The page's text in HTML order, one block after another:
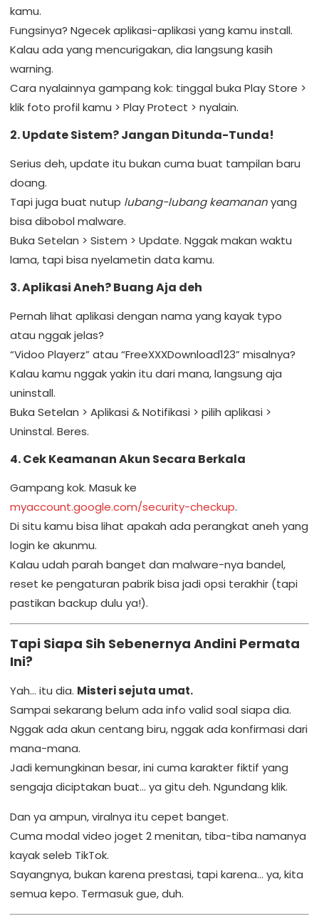
kamu.
Fungsinya? Ngecek aplikasi-aplikasi yang kamu install.
Kalau ada yang mencurigakan, dia langsung kasih
warning.
Cara nyalainnya gampang kok: tinggal buka Play Store >
klik foto profil kamu > Play Protect > nyalain.
2. Update Sistem? Jangan Ditunda-Tunda!
Serius deh, update itu bukan cuma buat tampilan baru
doang.
Tapi juga buat nutup lubang-lubang keamananyang
bisa dibobol malware.
Buka Setelan > Sistem > Update. Nggak makan waktu
lama, tapi bisa nyelametin data kamu.
3. Aplikasi Aneh? Buang Aja deh
Pernah lihat aplikasi dengan nama yang kayak typo
atau nggak jelas?
“Vidoo Playerz” atau “FreeXXXDownload123” misalnya?
Kalau kamu nggak yakin itu dari mana, langsung aja
uninstall.
Buka Setelan > Aplikasi & Notifikasi > pilih aplikasi >
Uninstal. Beres.
4. Cek Keamanan Akun Secara Berkala
Gampang kok. Masuk ke
myaccount.google.com/security-checkup.
Di situ kamu bisa lihat apakah ada perangkat aneh yang
login ke akunmu.
Kalau udah parah banget dan malware-nya bandel,
reset ke pengaturan pabrik bisa jadi opsi terakhir (tapi
pastikan backup dulu ya!).
Tapi Siapa Sih Sebenernya Andini Permata
Ini?
Yah… itu dia. Misteri sejuta umat.
Sampai sekarang belum ada info valid soal siapa dia.
Nggak ada akun centang biru, nggak ada konfirmasi dari
mana-mana.
Jadi kemungkinan besar, ini cuma karakter fiktif yang
sengaja diciptakan buat… ya gitu deh. Ngundang klik.
Dan ya ampun, viralnya itu cepet banget.
Cuma modal video joget 2 menitan, tiba-tiba namanya
kayak seleb TikTok.
Sayangnya, bukan karena prestasi, tapi karena… ya, kita
semua kepo. Termasuk gue, duh.